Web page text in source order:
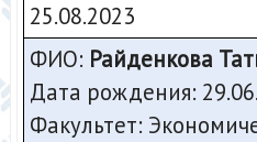
25.08.2023
ФИО: Райденкова
Дата рождения:
Факультет: